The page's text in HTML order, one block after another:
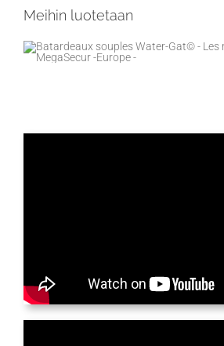
Meihin luotetaan